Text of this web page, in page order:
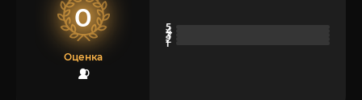
0
Оценка
0